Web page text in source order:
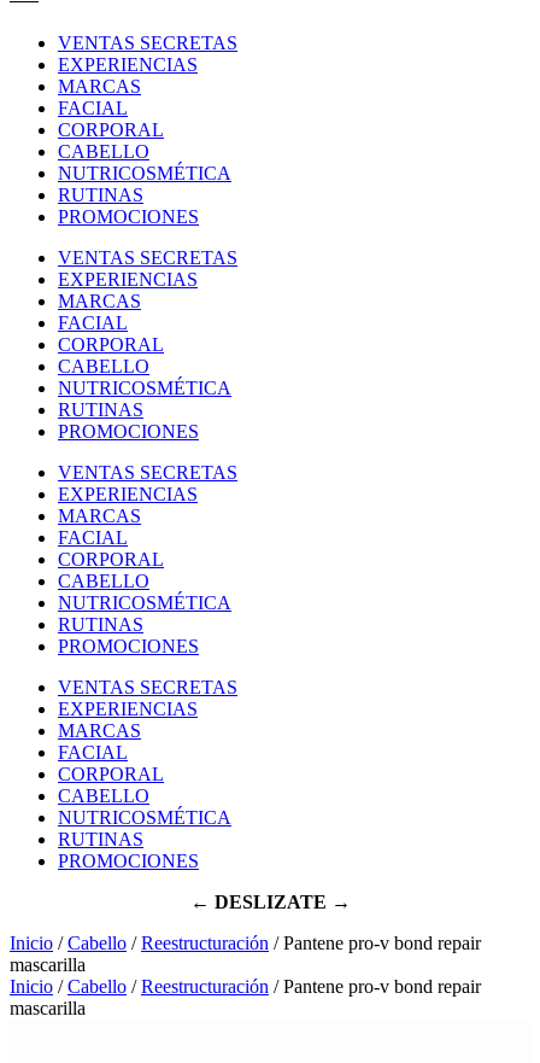
VENTAS SECRETAS
EXPERIENCIAS
MARCAS
FACIAL
CORPORAL
CABELLO
NUTRICOSMÉTICA
RUTINAS
PROMOCIONES
VENTAS SECRETAS
EXPERIENCIAS
MARCAS
FACIAL
CORPORAL
CABELLO
NUTRICOSMÉTICA
RUTINAS
PROMOCIONES
VENTAS SECRETAS
EXPERIENCIAS
MARCAS
FACIAL
CORPORAL
CABELLO
NUTRICOSMÉTICA
RUTINAS
PROMOCIONES
VENTAS SECRETAS
EXPERIENCIAS
MARCAS
FACIAL
CORPORAL
CABELLO
NUTRICOSMÉTICA
RUTINAS
PROMOCIONES
← DESLIZATE →
Inicio /Cabello /Reestructuración / Pantene pro-v bond repair
mascarilla
Inicio /Cabello /Reestructuración / Pantene pro-v bond repair
mascarilla